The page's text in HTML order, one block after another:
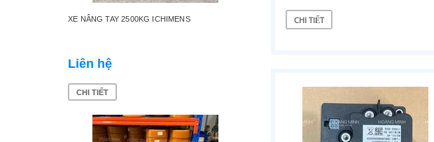
CHI TIẾT
XE NÂNG TAY 2500KG ICHIMENS
Liên hệ
CHI TIẾT
ĐẢO CHIỀU ĐỘNG CƠ DC182-3